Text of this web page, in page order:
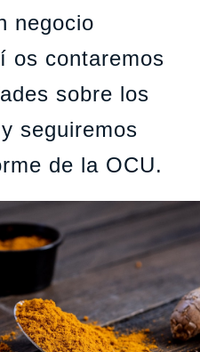
negocio
os contaremos
sobre los
seguiremos
de la OCU.